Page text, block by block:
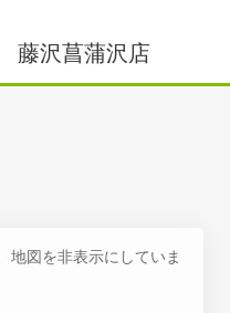
藤沢菖蒲沢店
地図を非表示にしていま